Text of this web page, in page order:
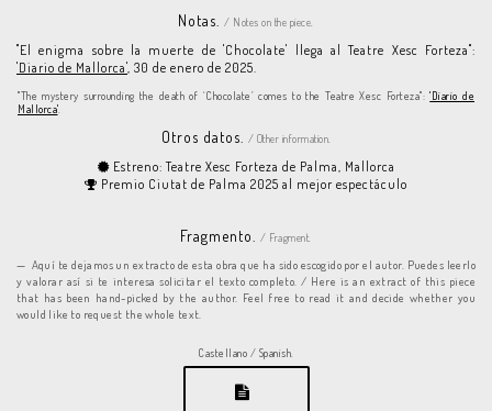
Notas./ Notes on the piece.
"El enigma sobre la muerte de 'Chocolate' llega al Teatre Xesc Forteza":
'Diario de Mallorca', 30 de enero de 2025.
"The mystery surrounding the death of ‘Chocolate’ comes to the Teatre Xesc Forteza":'Diario de
Mallorca'.
Otros datos. / Other information.
Estreno: Teatre Xesc Forteza de Palma, Mallorca
Premio Ciutat de Palma 2025 al mejor espectáculo
Fragmento./ Fragment.
Aquí te dejamos un extracto de esta obra que ha sido escogido por el autor. Puedes leerlo
y valorar así si te interesa solicitar el texto completo. / Here is an extract of this piece
that has been hand-picked by the author. Feel free to read it and decide whether you
would like to request the whole text.
Castellano / Spanish.